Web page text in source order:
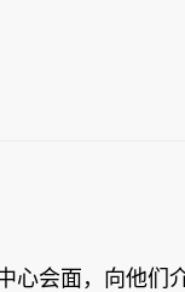
会面，向他